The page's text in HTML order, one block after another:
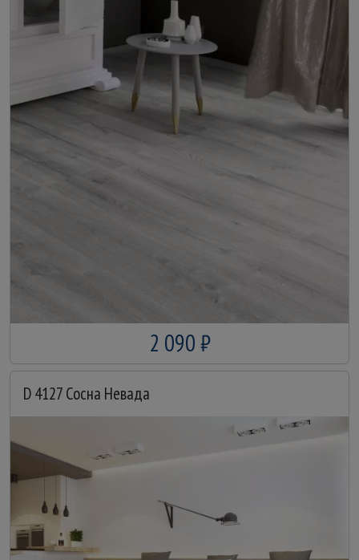
2 090 ₽
D 4127 Сосна Невада